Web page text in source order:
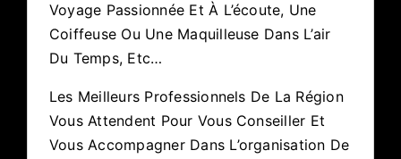
Voyage Passionnée Et À L’écoute, Une
Coiffeuse Ou Une Maquilleuse Dans L’air
Du Temps, Etc…
Les Meilleurs Professionnels De La Région
Vous Attendent Pour Vous Conseiller Et
Vous Accompagner Dans L’organisation De